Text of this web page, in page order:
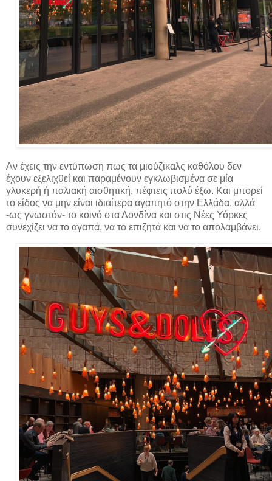
Αν έχεις την εντύπωση πως τα μιούζικαλς καθόλου δεν
έχουν εξελιχθεί και παραμένουν εγκλωβισμένα σε μία
γλυκερή ή παλιακή αισθητική, πέφτεις πολύ έξω. Και μπορεί
το είδος να μην είναι ιδιαίτερα αγαπητό στην Ελλάδα, αλλά
-ως γνωστόν- το κοινό στα Λονδίνα και στις Νέες Υόρκες
συνεχίζει να το αγαπά, να το επιζητά και να το απολαμβάνει.